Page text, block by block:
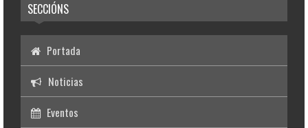
SECCIÓNS
Portada
Noticias
Eventos